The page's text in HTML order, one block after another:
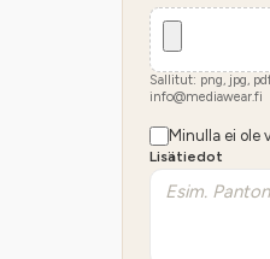
Sallitut: png, jpg,
info@mediawear.fi
Minulla ei ole
Lisätiedot